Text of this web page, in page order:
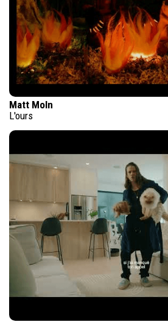
Matt Moln
L'ours